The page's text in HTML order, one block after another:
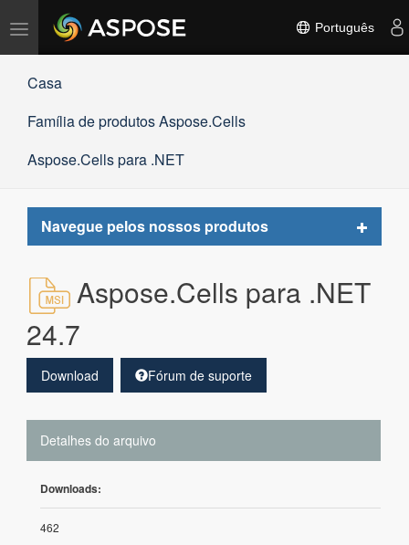
Alternar
navegação
Português
Casa
Família de produtos Aspose.Cells
Aspose.Cells para .NET
Navegue pelos nossos produtos
Toggle
Aspose.Cells para .NET
24.7
Download Fórum de suporte
Detalhes do arquivo
Downloads:
462